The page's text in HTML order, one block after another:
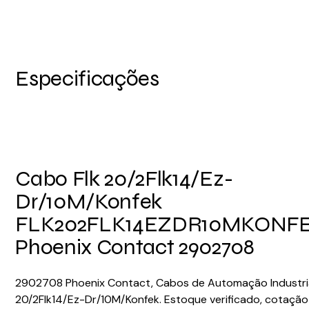
Especificações
Cabo Flk 20/2Flk14/Ez-
Dr/10M/Konfek
Phoenix Contact 2902708
2902708 Phoenix Contact, Cabos de Automação
20/2Flk14/Ez-Dr/10M/Konfek. Estoque verificado,